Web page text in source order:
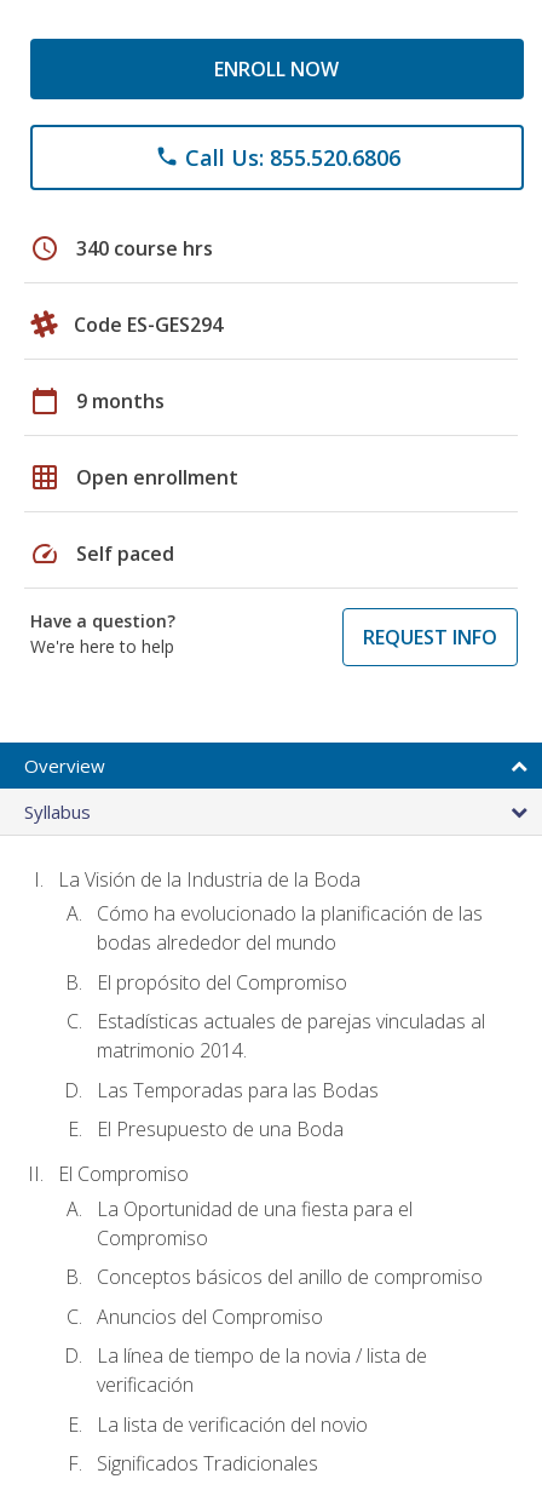
ENROLL NOW
phone Call Us: 855.520.6806
schedule 340 course hrs
Code ES-GES294
calendar_today 9 months
grid_on Open enrollment
speed Self paced
Have a question?
We're here to help
REQUEST INFO
Overview
Syllabus
La Visión de la Industria de la Boda
Cómo ha evolucionado la planificación de las
bodas alrededor del mundo
El propósito del Compromiso
Estadísticas actuales de parejas vinculadas al
matrimonio 2014.
Las Temporadas para las Bodas
El Presupuesto de una Boda
El Compromiso
La Oportunidad de una fiesta para el
Compromiso
Conceptos básicos del anillo de compromiso
Anuncios del Compromiso
La línea de tiempo de la novia / lista de
verificación
La lista de verificación del novio
Significados Tradicionales